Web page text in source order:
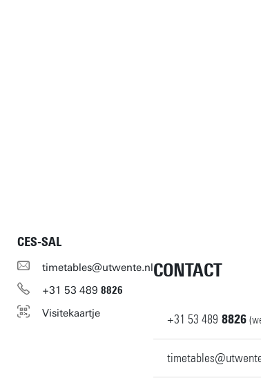
CES-SAL
timetables@utwente.nl
+31 53 489 8826
Visitekaartje
CONTACT
+31 53 489 8826